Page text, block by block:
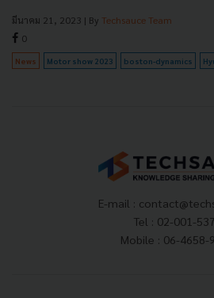
มีนาคม 21, 2023 | By Techsauce Team
0
News Motor show 2023 boston-dynamics
E-mail :
Tel : 02-001-
Mobile : 06-4658-